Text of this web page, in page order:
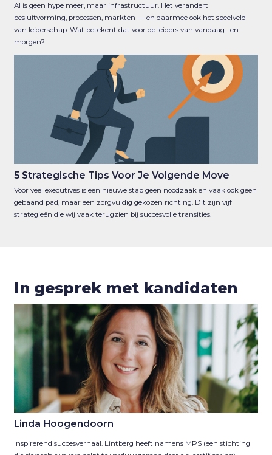
AI is geen hype meer, maar infrastructuur. Het verandert
besluitvorming, processen, markten — en daarmee ook het speelveld
van leiderschap. Wat betekent dat voor de leiders van vandaag... en
morgen?
5 Strategische Tips Voor Je Volgende Move
Voor veel executives is een nieuwe stap geen noodzaak en vaak ook geen
gebaand pad, maar een zorgvuldig gekozen richting. Dit zijn vijf
strategieën die wij vaak terugzien bij succesvolle transities.
In gesprek met kandidaten
Linda Hoogendoorn
Inspirerend succesverhaal. Lintberg heeft namens MPS (een stichting